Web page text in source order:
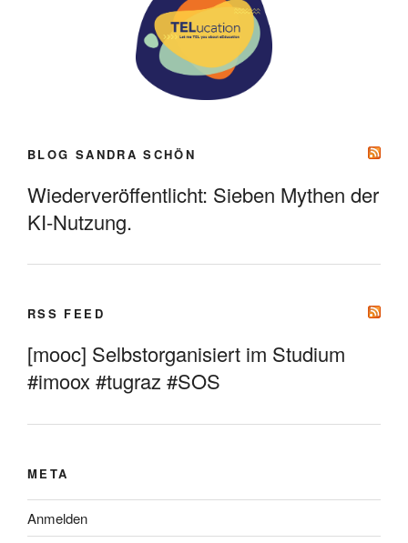
BLOG SANDRA SCHÖN
Wiederveröffentlicht: Sieben Mythen der
KI-Nutzung.
RSS FEED
[mooc] Selbstorganisiert im Studium
#imoox #tugraz #SOS
META
Anmelden